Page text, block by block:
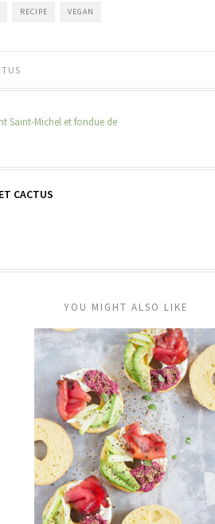
RECIPE VEGAN
Saint-Michel et fondue de
CACTUS
YOU MIGHT ALSO LIKE